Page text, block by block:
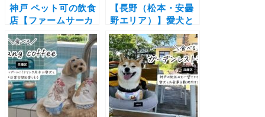
神戸 ペット可の飲食
店【ファームサーカ
ス食堂】青空の下で
愛犬とランチタイ
ム！新鮮な食材をた
っぷり使った地産地
消のお食事が楽しめ
る食堂
【長野（松本・安曇
野エリア）】愛犬と
泊まれる宿10選！ペ
ンションやコテージ
などドッグフレンド
リーな宿を厳選（お
でかけレポートあ
り）